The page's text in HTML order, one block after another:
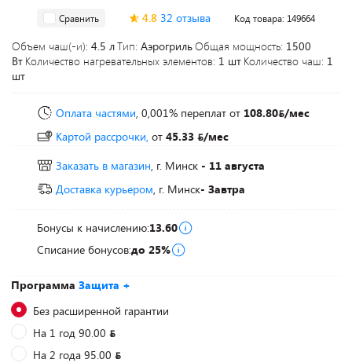
Программа Защита +
Без расширенной гарантии
На 1 год 90.00
На 2 года 95.00
Сравнить 4.8 32 отзыва Код товара: 149664
Объем чаш(-и): 4.5 лТип: АэрогрильОбщая мощность: 1500
Вт Количество нагревательных элементов: 1 шт Количество чаш: 1
шт
Оплата частями, 0,001% переплат от 108.80 /мес
Картой рассрочки, от 45.33
/мес
Заказать в магазин, г. Минск - 11 августа
Доставка курьером, г. Минск- Завтра
Бонусы к начислению:13.60
Списание бонусов:до 25%